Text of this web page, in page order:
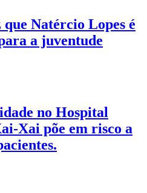
Natércio Lopes é
a juventude
no Hospital
Xai põe em risco a